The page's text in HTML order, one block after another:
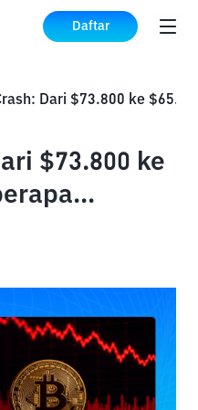
Daftar
$73.800 ke